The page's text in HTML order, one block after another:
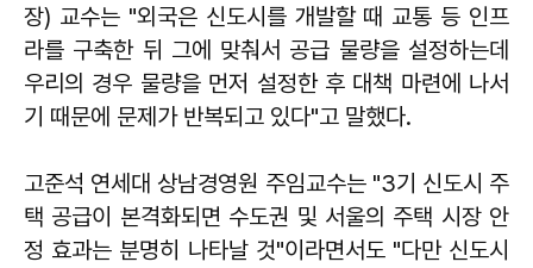
장) 교수는 "외국은 신도시를 개발할 때 교통 등 인프
라를 구축한 뒤 그에 맞춰서 공급 물량을 설정하는데
우리의 경우 물량을 먼저 설정한 후 대책 마련에 나서
기 때문에 문제가 반복되고 있다"고 말했다.
고준석 연세대 상남경영원 주임교수는 "3기 신도시 주
택 공급이 본격화되면 수도권 및 서울의 주택 시장 안
정 효과는 분명히 나타날 것"이라면서도 "다만 신도시